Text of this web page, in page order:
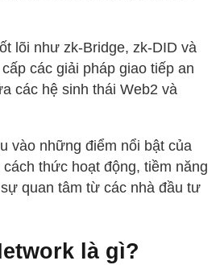
lõi như zk-Bridge, zk-DID và
các giải pháp giao tiếp an
các hệ sinh thái Web2 và
vào những điểm nổi bật của
thức hoạt động, tiềm năng
quan tâm từ các nhà đầu tư
là gì?